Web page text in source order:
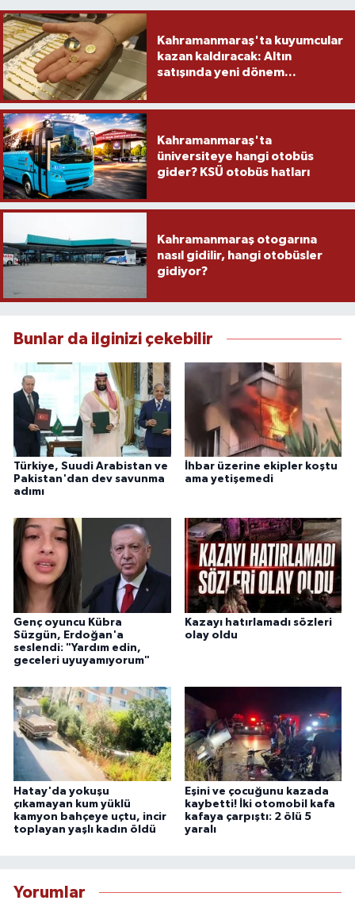
Kahramanmaraş'ta kuyumcular
kazan kaldıracak: Altın
satışında yeni dönem...
Kahramanmaraş'ta
üniversiteye hangi otobüs
gider? KSÜ otobüs hatları
Kahramanmaraş otogarına
nasıl gidilir, hangi otobüsler
gidiyor?
Bunlar da ilginizi çekebilir
Türkiye, Suudi Arabistan ve
Pakistan'dan dev savunma
adımı
İhbar üzerine ekipler koştu
ama yetişemedi
Genç oyuncu Kübra
Süzgün, Erdoğan'a
seslendi: "Yardım edin,
geceleri uyuyamıyorum"
Kazayı hatırlamadı sözleri
olay oldu
Hatay'da yokuşu
çıkamayan kum yüklü
kamyon bahçeye uçtu, incir
toplayan yaşlı kadın öldü
Eşini ve çocuğunu kazada
kaybetti! İki otomobil kafa
kafaya çarpıştı: 2 ölü 5
yaralı
Yorumlar